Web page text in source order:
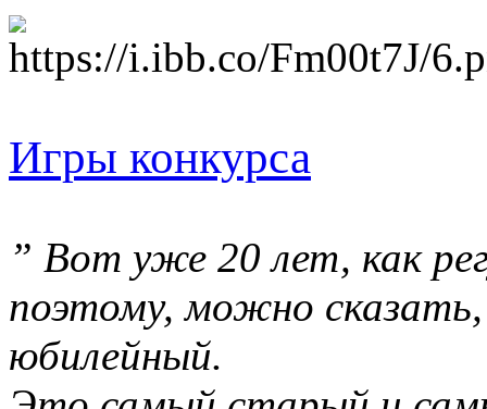
Игры конкурса
” Вот уже 20 лет, как
поэтому, можно
юбилейный.